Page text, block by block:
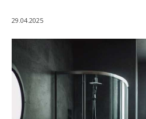
29.04.2025